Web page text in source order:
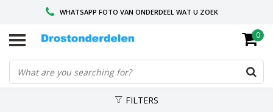
WHATSAPP FOTO VAN ONDERDEEL WAT U ZOEK
VOOR 16.00 BESTELD, VANDAAG VERZONDEN
GESPECIALISEERD PEUGEOT
0
FILTERS